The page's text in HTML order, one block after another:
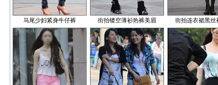
马尾少妇紧身牛仔裤 街拍镂空薄衫热裤美眉 街拍连衣裙黑丝